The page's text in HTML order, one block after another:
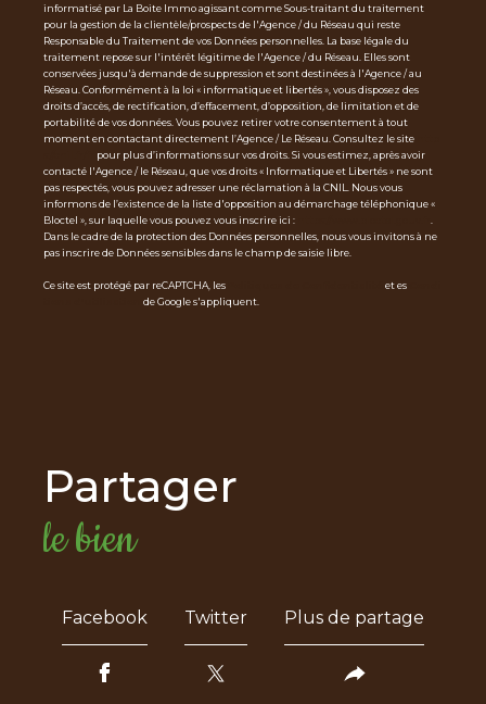
informatisé par La Boite Immo agissant comme Sous-traitant du traitement
pour la gestion de la clientèle/prospects de l'Agence / du Réseau qui reste
Responsable du Traitement de vos Données personnelles. La base légale du
traitement repose sur l'intérêt légitime de l'Agence / du Réseau. Elles sont
conservées jusqu'à demande de suppression et sont destinées à l'Agence / au
Réseau. Conformément à la loi « informatique et libertés », vous disposez des
droits d’accès, de rectification, d’effacement, d’opposition, de limitation et de
portabilité de vos données. Vous pouvez retirer votre consentement à tout
moment en contactant directement l’Agence / Le Réseau. Consultez le site
pour plus d’informations sur vos droits. Si vous estimez, après avoir
contacté l'Agence / le Réseau, que vos droits « Informatique et Libertés » ne sont
pas respectés, vous pouvez adresser une réclamation à la CNIL. Nous vous
informons de l’existence de la liste d'opposition au démarchage téléphonique «
Bloctel », sur laquelle vous pouvez vous inscrire ici :
.
Dans le cadre de la protection des Données personnelles, nous vous invitons à ne
pas inscrire de Données sensibles dans le champ de saisie libre.
Ce site est protégé par reCAPTCHA, les et es
de Google s'appliquent.
partager
le bien
Facebook Twitter Plus de partage